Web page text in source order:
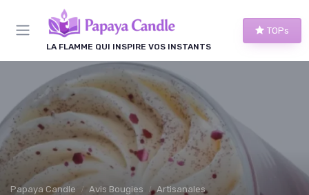
LA FLAMME QUI INSPIRE VOS INSTANTS
TOPs
Papaya Candle Avis Bougies Artisanales
Panneau de gestion des cookies